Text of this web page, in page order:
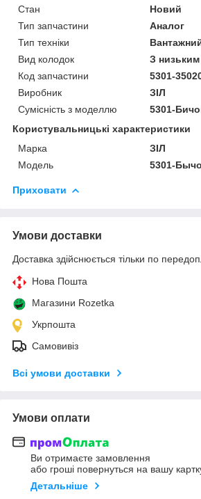
Стан
Новий
Тип запчастини
Аналог
Тип техніки
Вид колодок
З
Код запчастини
5301-
Виробник
ЗІЛ
Сумісність з моделлю
5301-
Користувальницькі характеристики
Марка
ЗІЛ
Модель
5301-
Приховати
Умови доставки
Доставка здійснюється тільки по
Нова Пошта
Магазини Rozetka
Укрпошта
Самовивіз
Всі умови доставки
Умови оплати
Ви отримаєте замовлення
або гроші повернуться на вашу
Детальніше